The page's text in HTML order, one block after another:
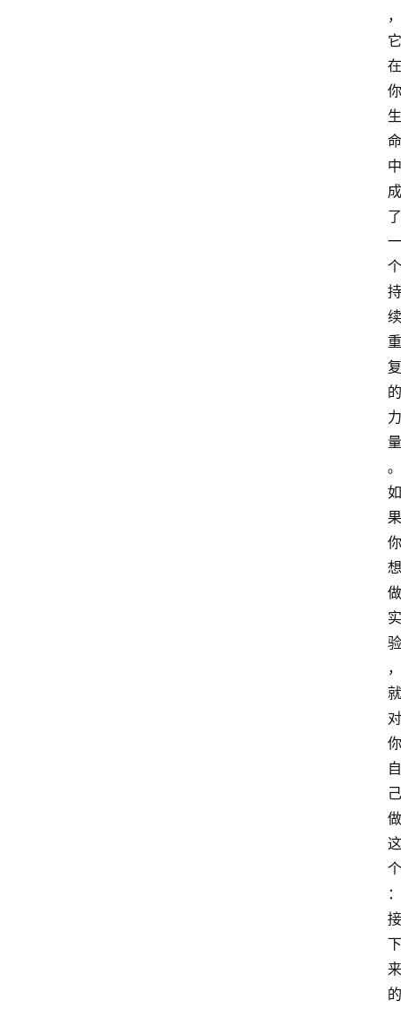
，
它
在
你
生
命
中
成
了
一
个
持
续
重
复
的
力
量
。
如
果
你
想
做
实
验
，
就
对
你
自
己
做
这
个
：
接
下
来
的